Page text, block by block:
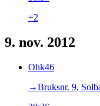
+2
9. nov. 2012
Ohk46
→‎Bruksnr. 9,